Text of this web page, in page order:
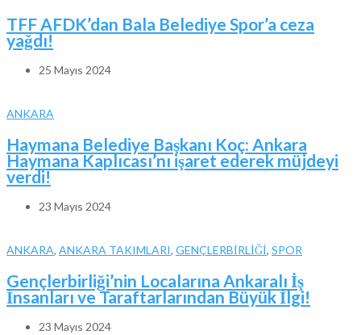
TFF AFDK’dan Bala Belediye Spor’a ceza
yağdı!
25 Mayıs 2024
ANKARA
Haymana Belediye Başkanı Koç: Ankara
Haymana Kaplıcası’nı işaret ederek müjdeyi
verdi!
23 Mayıs 2024
ANKARA, ANKARA TAKIMLARI, GENÇLERBİRLİĞİ, SPOR
Gençlerbirliği’nin Localarına Ankaralı İş
İnsanları ve Taraftarlarından Büyük İlgi!
23 Mayıs 2024